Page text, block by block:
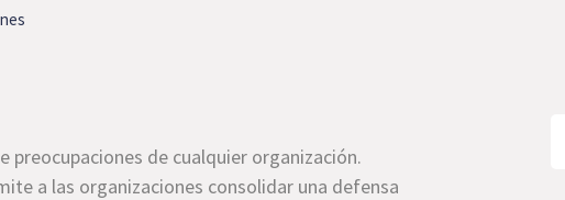
preocupaciones de cualquier organización.
a las organizaciones consolidar una defensa